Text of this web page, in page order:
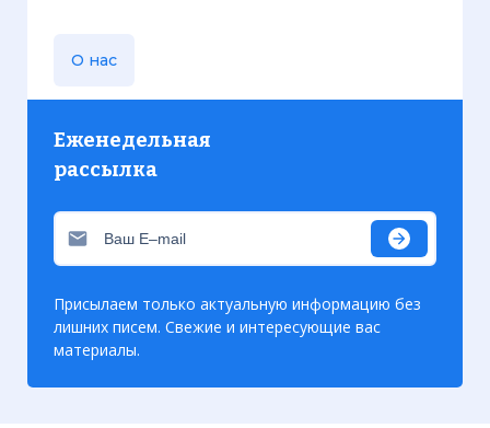
О нас
Еженедельная
рассылка
Присылаем только актуальную информацию без
лишних писем. Свежие и интересующие вас
материалы.